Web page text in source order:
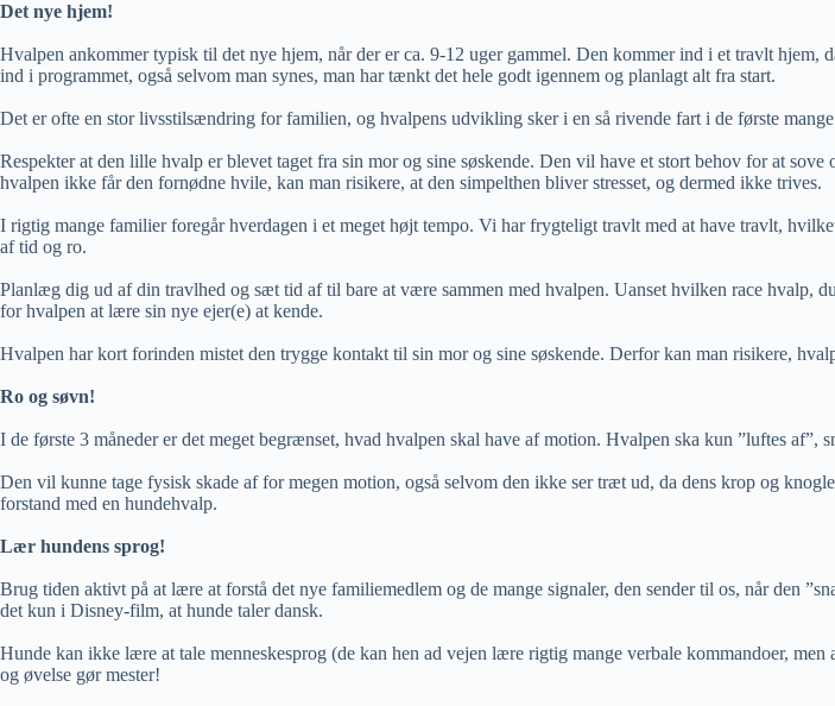
Det nye hjem!
Hvalpen ankommer typisk til det nye hjem, når der er ca. 9-12 uger gammel. Den kommer ind i et travlt
ind i programmet, også selvom man synes, man har tænkt det hele godt igennem og planlagt alt fra start.
Det er ofte en stor livsstilsændring for familien, og hvalpens udvikling sker i en så rivende fart i de første
Respekter at den lille hvalp er blevet taget fra sin mor og sine søskende. Den vil have et stort behov for at
hvalpen ikke får den fornødne hvile, kan man risikere, at den simpelthen bliver stresset, og dermed ikke trives.
I rigtig mange familier foregår hverdagen i et meget højt tempo. Vi har frygteligt travlt med at have travlt,
af tid og ro.
Planlæg dig ud af din travlhed og sæt tid af til bare at være sammen med hvalpen. Uanset hvilken race
for hvalpen at lære sin nye ejer(e) at kende.
Hvalpen har kort forinden mistet den trygge kontakt til sin mor og sine søskende. Derfor kan man risikere,
Ro og søvn!
I de første 3 måneder er det meget begrænset, hvad hvalpen skal have af motion. Hvalpen ska kun ”luftes af”,
Den vil kunne tage fysisk skade af for megen motion, også selvom den ikke ser træt ud, da dens krop og
forstand med en hundehvalp.
Lær hundens sprog!
Brug tiden aktivt på at lære at forstå det nye familiemedlem og de mange signaler, den sender til os, når den
det kun i Disney-film, at hunde taler dansk.
Hunde kan ikke lære at tale menneskesprog (de kan hen ad vejen lære rigtig mange verbale kommandoer,
og øvelse gør mester!